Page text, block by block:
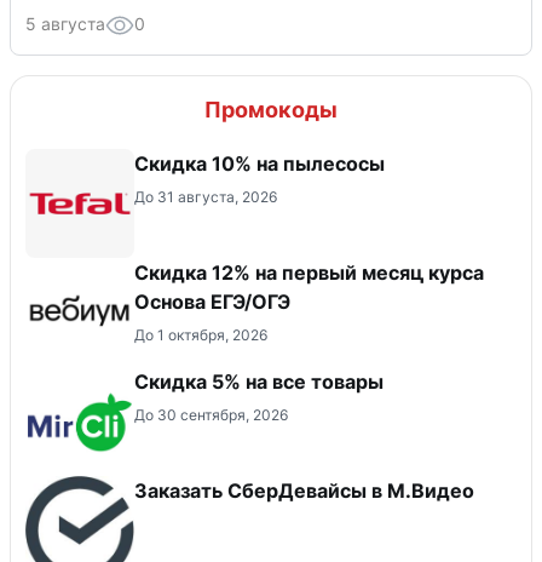
5 августа 0
Промокоды
Скидка 10% на пылесосы
До 31 августа, 2026
Скидка 12% на первый месяц курса
Основа ЕГЭ/ОГЭ
До 1 октября, 2026
Скидка 5% на все товары
До 30 сентября, 2026
Заказать СберДевайсы в М.Видео